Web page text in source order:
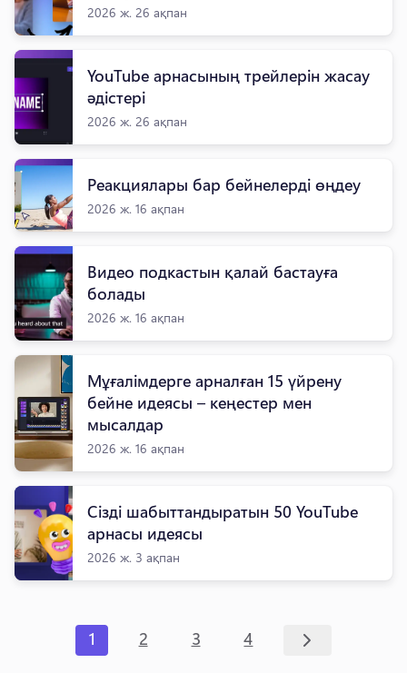
2026 ж. 26 ақпан
YouTube арнасының трейлерін жасау
әдістері
2026 ж. 26 ақпан
Реакциялары бар бейнелерді өңдеу
2026 ж. 16 ақпан
Видео подкастын қалай бастауға
болады
2026 ж. 16 ақпан
Мұғалімдерге арналған 15 үйрену
бейне идеясы – кеңестер мен
мысалдар
2026 ж. 16 ақпан
Сізді шабыттандыратын 50 YouTube
арнасы идеясы
2026 ж. 3 ақпан
1 2 3 4